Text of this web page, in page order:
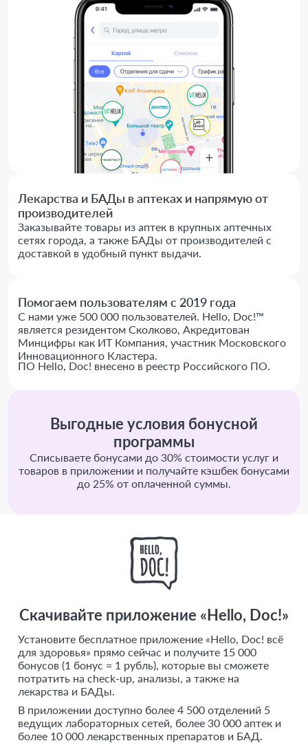
Лекарства и БАДы в аптеках и напрямую от
производителей
Заказывайте товары из аптек в крупных аптечных
сетях города, а также БАДы от производителей с
доставкой в удобный пункт выдачи.
Помогаем пользователям с 2019 года
С нами уже 500 000 пользователей. Hello, Doc!™
является резидентом Сколково, Акредитован
Минцифры как ИТ Компания, участник Московского
Инновационного Кластера.
ПО Hello, Doc! внесено в реестр Российского ПО.
Выгодные условия бонусной
программы
Списываете бонусами до 30% стоимости услуг и
товаров в приложении и получайте кэшбек бонусами
до 25% от оплаченной суммы.
Скачивайте приложение «Hello, Doc!»
Установите бесплатное приложение «Hello, Doc! всё
для здоровья» прямо сейчас и получите 15 000
бонусов (1 бонус = 1 рубль), которые вы сможете
потратить на check-up, анализы, а также на
лекарства и БАДы.
В приложении доступно более 4 500 отделений 5
ведущих лабораторных сетей, более 30 000 аптек и
более 10 000 лекарственных препаратов и БАД.